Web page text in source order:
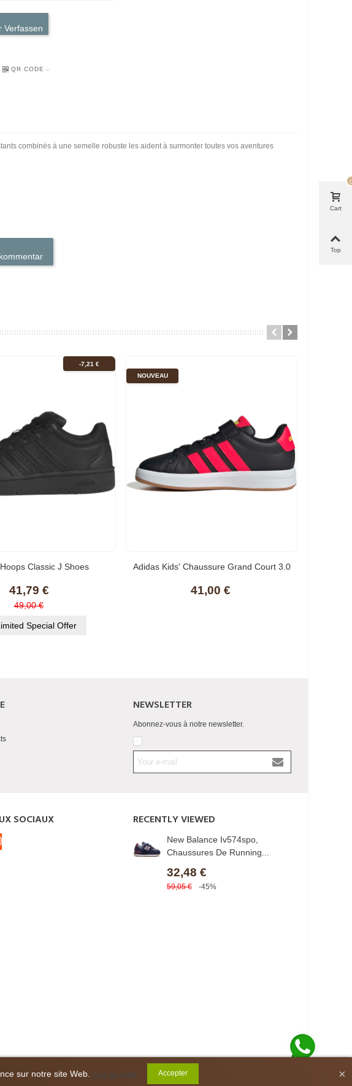
Verfassen
QR CODE
combinés à une semelle robuste les aident à surmonter toutes vos aventures
-7,21 €
Classic J Shoes
41,79 €
49,00 €
Special Offer
NOUVEAU
Adidas Kids' Chaussure Grand Court 3.0
41,00 €
NEWSLETTER
Abonnez-vous à notre newsletter.
Contact us via WhatsApp
SOCIAUX RECENTLY VIEWED
New Balance Iv574spo,
Chaussures De Running...
32,48 €
59,05 € -45%
Cart
Top
sur notre site Web. Lire la suite Accepter ×